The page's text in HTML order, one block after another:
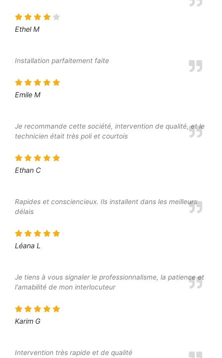
Ethel M
Installation parfaitement faite
Emile M
Je recommande cette société, intervention de qualité, et le
technicien était très poli et courtois
Ethan C
Rapides et consciencieux. Ils installent dans les meilleurs
délais
Léana L
Je tiens à vous signaler le professionnalisme, la patience et
l'amabilité de mon interlocuteur
Karim G
Intervention très rapide et de qualité